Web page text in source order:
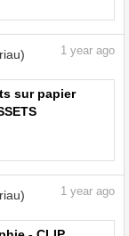
1 year ago
sur papier
1 year ago